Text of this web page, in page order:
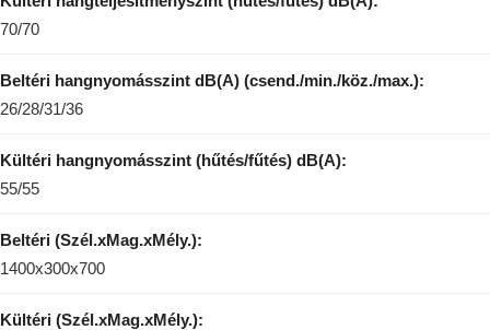
70/70
Beltéri hangnyomásszint dB(A) (csend./min./köz./max.):
26/28/31/36
Kültéri hangnyomásszint (hűtés/fűtés) dB(A):
55/55
Beltéri (Szél.xMag.xMély.):
1400x300x700
Kültéri (Szél.xMag.xMély.):